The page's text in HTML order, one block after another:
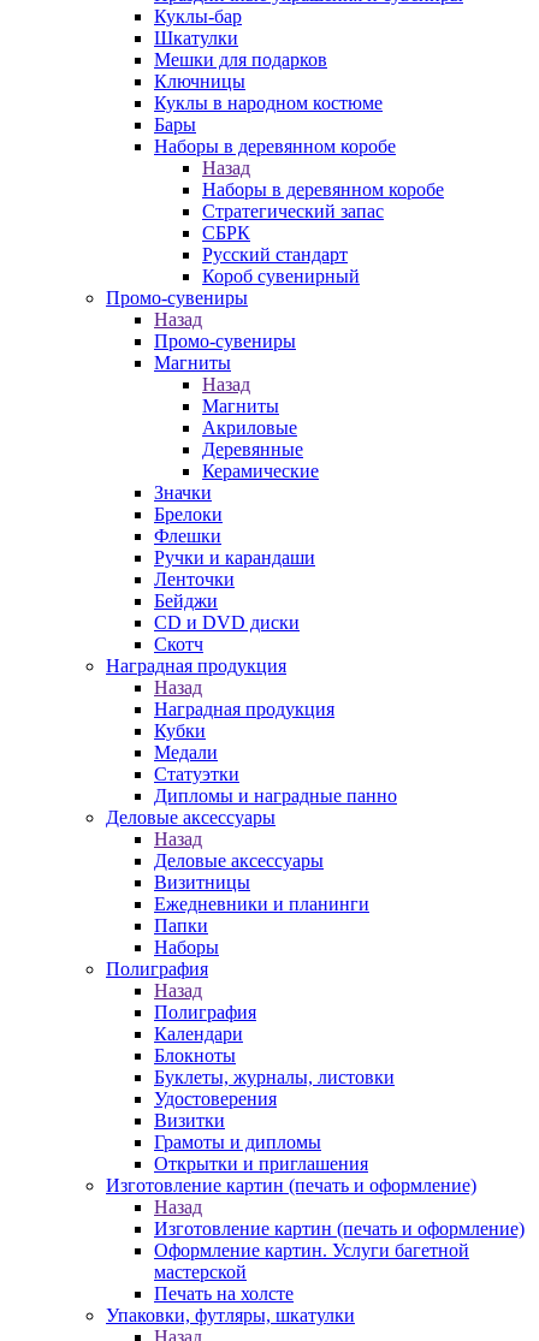
Куклы-бар
Шкатулки
Мешки для подарков
Ключницы
Куклы в народном костюме
Бары
Наборы в деревянном коробе
Назад
Наборы в деревянном коробе
Стратегический запас
СБРК
Русский стандарт
Короб сувенирный
Промо-сувениры
Назад
Промо-сувениры
Магниты
Назад
Магниты
Акриловые
Деревянные
Керамические
Значки
Брелоки
Флешки
Ручки и карандаши
Ленточки
Бейджи
CD и DVD диски
Скотч
Наградная продукция
Назад
Наградная продукция
Кубки
Медали
Статуэтки
Дипломы и наградные панно
Деловые аксессуары
Назад
Деловые аксессуары
Визитницы
Ежедневники и планинги
Папки
Наборы
Полиграфия
Назад
Полиграфия
Календари
Блокноты
Буклеты, журналы, листовки
Удостоверения
Визитки
Грамоты и дипломы
Открытки и приглашения
Изготовление картин (печать и оформление)
Назад
Изготовление картин (печать и оформление)
Оформление картин. Услуги багетной
мастерской
Печать на холсте
Упаковки, футляры, шкатулки
Назад